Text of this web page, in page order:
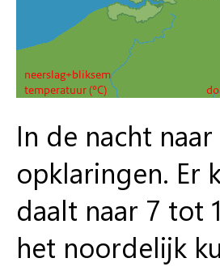
In de nacht
opklaringen. Er
daalt naar 7 tot
het noordelijk